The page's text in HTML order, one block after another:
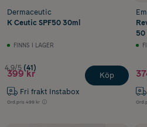
Dermaceutic
K Ceutic SPF50 30ml
FINNS I LAGER
4.9/5 (41)
399 kr
Fri frakt Instabox
Ord.pris 499 kr
Köp
50